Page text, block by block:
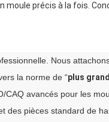
moule précis à la fois.
Nous
la norme de “plus
CAQ avancés pour les
des pièces standard de